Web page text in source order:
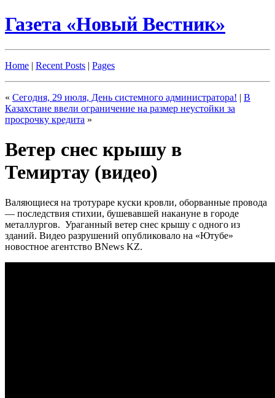
Газета «Новый Вестник»
Home | Recent Posts | Pages
« Сегодня, 29 июля, День системного администратора! | В
Казахстане ввели ограничение на размер неустойки за
просрочку кредита »
Ветер снес крышу в
Темиртау (видео)
Валяющиеся на тротураре куски кровли, оборванные провода
— последствия стихии, бушевавшей накануне в городе
металлургов. Ураганный ветер снес крышу с одного из
зданий. Видео разрушений опубликовало на «Ютубе»
новостное агентство BNews KZ.